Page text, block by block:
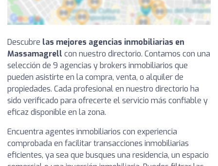
Descubre las mejores agencias inmobiliarias en
Massamagrell con nuestro directorio. Contamos con una
selección de 9 agencias y brokers inmobiliarios que
pueden asistirte en la compra, venta, o alquiler de
propiedades. Cada profesional en nuestro directorio ha
sido verificado para ofrecerte el servicio más confiable y
eficaz disponible en la zona.
Encuentra agentes inmobiliarios con experiencia
comprobada en facilitar transacciones inmobiliarias
eficientes, ya sea que busques una residencia, un espacio